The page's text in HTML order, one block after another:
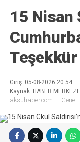
15 Nisan
Teşekkür
Giriş: 05-08-2026 20:54
Kaynak: HABER MERKEZI
aksuhaber.com Genel